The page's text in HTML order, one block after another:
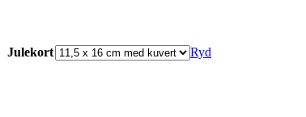
Julekort Ryd